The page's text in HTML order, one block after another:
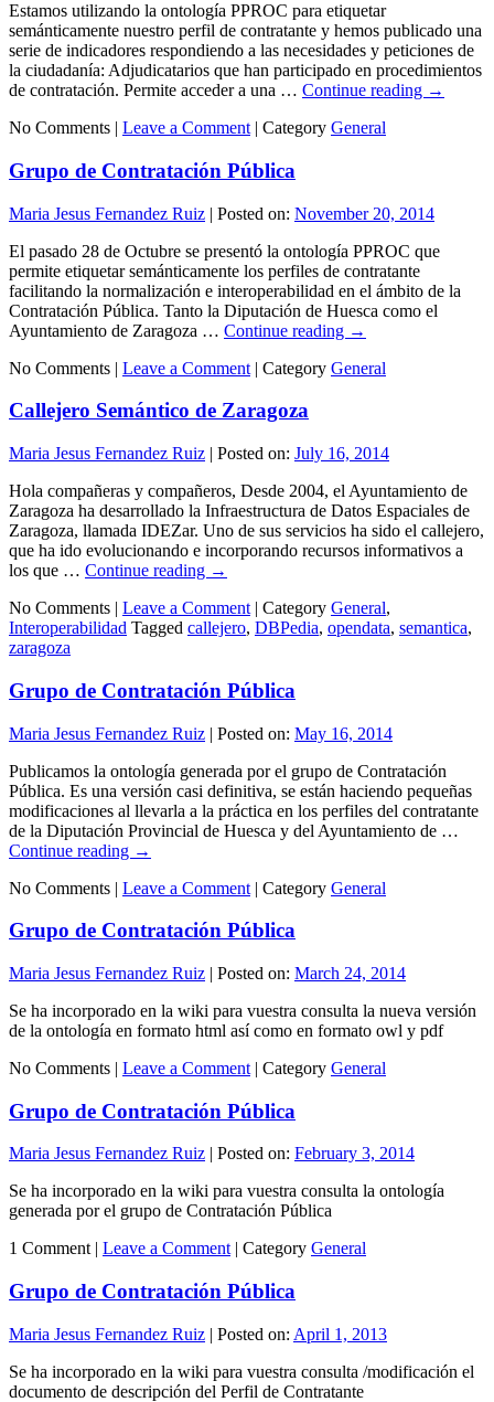
Estamos utilizando la ontología PPROC para etiquetar
semánticamente nuestro perfil de contratante y hemos publicado una
serie de indicadores respondiendo a las necesidades y peticiones de
la ciudadanía: Adjudicatarios que han participado en procedimientos
de contratación. Permite acceder a una … Continue reading →
No Comments | Leave a Comment | Category General
Grupo de Contratación Pública
Maria Jesus Fernandez Ruiz | Posted on: November 20, 2014
El pasado 28 de Octubre se presentó la ontología PPROC que
permite etiquetar semánticamente los perfiles de contratante
facilitando la normalización e interoperabilidad en el ámbito de la
Contratación Pública. Tanto la Diputación de Huesca como el
Ayuntamiento de Zaragoza … Continue reading →
No Comments | Leave a Comment | Category General
Callejero Semántico de Zaragoza
Maria Jesus Fernandez Ruiz | Posted on: July 16, 2014
Hola compañeras y compañeros, Desde 2004, el Ayuntamiento de
Zaragoza ha desarrollado la Infraestructura de Datos Espaciales de
Zaragoza, llamada IDEZar. Uno de sus servicios ha sido el callejero,
que ha ido evolucionando e incorporando recursos informativos a
los que … Continue reading →
No Comments | Leave a Comment | Category General,
Interoperabilidad Tagged callejero, DBPedia, opendata, semantica,
zaragoza
Grupo de Contratación Pública
Maria Jesus Fernandez Ruiz | Posted on: May 16, 2014
Publicamos la ontología generada por el grupo de Contratación
Pública. Es una versión casi definitiva, se están haciendo pequeñas
modificaciones al llevarla a la práctica en los perfiles del contratante
de la Diputación Provincial de Huesca y del Ayuntamiento de …
Continue reading →
No Comments | Leave a Comment | Category General
Grupo de Contratación Pública
Maria Jesus Fernandez Ruiz | Posted on: March 24, 2014
Se ha incorporado en la wiki para vuestra consulta la nueva versión
de la ontología en formato html así como en formato owl y pdf
No Comments | Leave a Comment | Category General
Grupo de Contratación Pública
Maria Jesus Fernandez Ruiz Posted on: February 3, 2014
Se ha incorporado en la wiki para vuestra consulta la ontología
generada por el grupo de Contratación Pública
1 Comment | Leave a Comment| Category General
Grupo de Contratación Pública
Maria Jesus Fernandez Ruiz | Posted on: April 1, 2013
Se ha incorporado en la wiki para vuestra consulta /modificación el
documento de descripción del Perfil de Contratante